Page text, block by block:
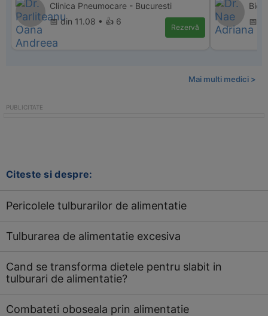
Clinica Pneumocare - Bucuresti
📅 din 11.08 • 👍 6
Rezervă
Bio
📅
Mai multi medici >
Citeste si despre:
Pericolele tulburarilor de alimentatie
Tulburarea de alimentatie excesiva
Cand se transforma dietele pentru slabit in
tulburari de alimentatie?
Combateti oboseala prin alimentatie